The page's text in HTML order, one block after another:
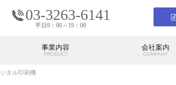
03-3263-6141
平日9：00～19：00
事業内容
PRODUCT
会社案内
COMPANY
会社案内
タル印刷機